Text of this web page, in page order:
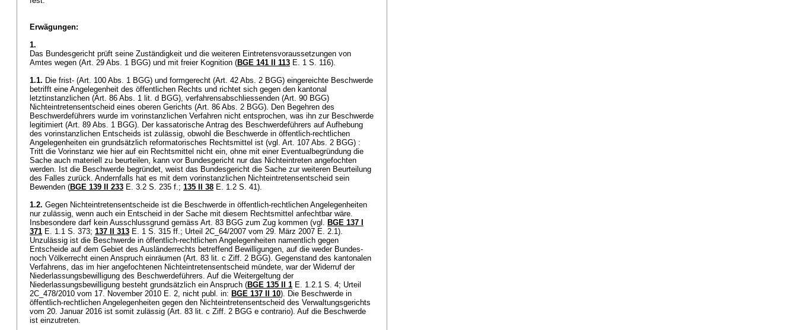
Erwägungen:
1.
Das Bundesgericht prüft seine Zuständigkeit und die weiteren Eintretensvoraussetzungen von
Amtes wegen (Art. 29 Abs. 1 BGG) und mit freier Kognition (BGE 141 II 113 E. 1 S. 116).
1.1. Die frist- (Art. 100 Abs. 1 BGG) und formgerecht (Art. 42 Abs. 2 BGG) eingereichte Beschwerde
betrifft eine Angelegenheit des öffentlichen Rechts und richtet sich gegen den kantonal
letztinstanzlichen (Art. 86 Abs. 1 lit. d BGG), verfahrensabschliessenden (Art. 90 BGG)
Nichteintretensentscheid eines oberen Gerichts (Art. 86 Abs. 2 BGG). Den Begehren des
Beschwerdeführers wurde im vorinstanzlichen Verfahren nicht entsprochen, was ihn zur Beschwerde
legitimiert (Art. 89 Abs. 1 BGG). Der kassatorische Antrag des Beschwerdeführers auf Aufhebung
des vorinstanzlichen Entscheids ist zulässig, obwohl die Beschwerde in öffentlich-rechtlichen
Angelegenheiten ein grundsätzlich reformatorisches Rechtsmittel ist (vgl. Art. 107 Abs. 2 BGG) :
Tritt die Vorinstanz wie hier auf ein Rechtsmittel nicht ein, ohne mit einer Eventualbegründung die
Sache auch materiell zu beurteilen, kann vor Bundesgericht nur das Nichteintreten angefochten
werden. Ist die Beschwerde begründet, weist das Bundesgericht die Sache zur weiteren Beurteilung
des Falles zurück. Andernfalls hat es mit dem vorinstanzlichen Nichteintretensentscheid sein
Bewenden (BGE 139 II 233 E. 3.2 S. 235 f.; 135 II 38 E. 1.2 S. 41).
1.2. Gegen Nichteintretensentscheide ist die Beschwerde in öffentlich-rechtlichen Angelegenheiten
nur zulässig, wenn auch ein Entscheid in der Sache mit diesem Rechtsmittel anfechtbar wäre.
Insbesondere darf kein Ausschlussgrund gemäss Art. 83 BGG zum Zug kommen (vgl. BGE 137 I
371 E. 1.1 S. 373; 137 II 313 E. 1 S. 315 ff.; Urteil 2C_64/2007 vom 29. März 2007 E. 2.1).
Unzulässig ist die Beschwerde in öffentlich-rechtlichen Angelegenheiten namentlich gegen
Entscheide auf dem Gebiet des Ausländerrechts betreffend Bewilligungen, auf die weder Bundes-
noch Völkerrecht einen Anspruch einräumen (Art. 83 lit. c Ziff. 2 BGG). Gegenstand des kantonalen
Verfahrens, das im hier angefochtenen Nichteintretensentscheid mündete, war der Widerruf der
Niederlassungsbewilligung des Beschwerdeführers. Auf die Weitergeltung der
Niederlassungsbewilligung besteht grundsätzlich ein Anspruch (BGE 135 II 1 E. 1.2.1 S. 4; Urteil
2C_478/2010 vom 17. November 2010 E. 2, nicht publ. in: BGE 137 II 10). Die Beschwerde in
öffentlich-rechtlichen Angelegenheiten gegen den Nichteintretensentscheid des Verwaltungsgerichts
vom 20. Januar 2016 ist somit zulässig (Art. 83 lit. c Ziff. 2 BGG e contrario). Auf die Beschwerde
ist einzutreten.